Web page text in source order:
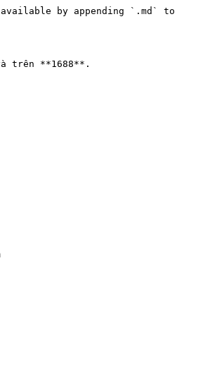
by appending `.md` to
trên **1688**.